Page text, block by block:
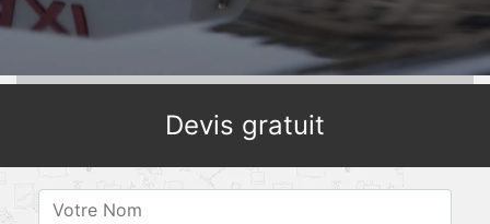
Devis gratuit